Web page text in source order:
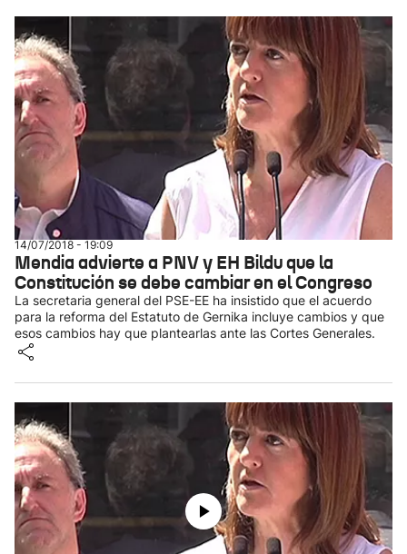
14/07/2018 - 19:09
Mendia advierte a PNV y EH Bildu que la
Constitución se debe cambiar en el Congreso
La secretaria general del PSE-EE ha insistido que el acuerdo
para la reforma del Estatuto de Gernika incluye cambios y que
esos cambios hay que plantearlas ante las Cortes Generales.